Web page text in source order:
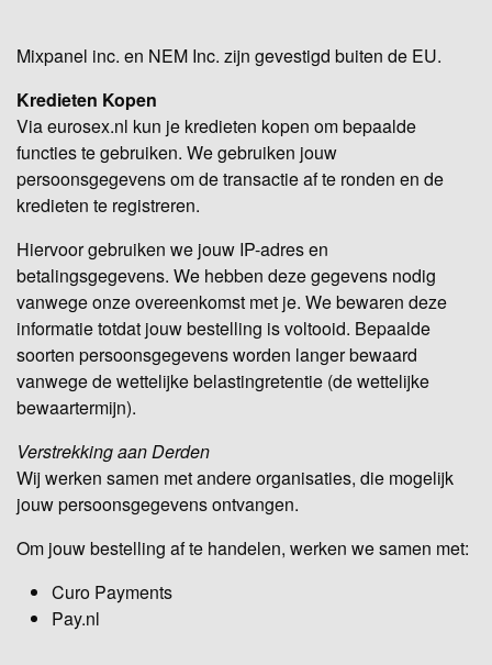
Mixpanel inc. en NEM Inc. zijn gevestigd buiten de EU.
Kredieten Kopen
Via eurosex.nl kun je kredieten kopen om bepaalde
functies te gebruiken. We gebruiken jouw
persoonsgegevens om de transactie af te ronden en de
kredieten te registreren.
Hiervoor gebruiken we jouw IP-adres en
betalingsgegevens. We hebben deze gegevens nodig
vanwege onze overeenkomst met je. We bewaren deze
informatie totdat jouw bestelling is voltooid. Bepaalde
soorten persoonsgegevens worden langer bewaard
vanwege de wettelijke belastingretentie (de wettelijke
bewaartermijn).
Verstrekking aan Derden
Wij werken samen met andere organisaties, die mogelijk
jouw persoonsgegevens ontvangen.
Om jouw bestelling af te handelen, werken we samen met:
Curo Payments
Pay.nl